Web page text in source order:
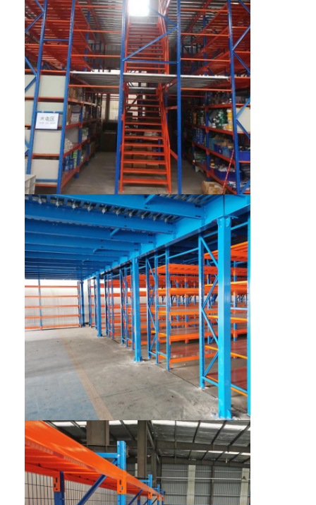
เกี่ยวกับเรา
ทัวร์โรงงาน
การควบคุมคุณภาพ
ติดต่อเรา
กรณี
ขอใบเสนอราคา
ราคาสะพายพอลเล็ตของโกดัง
ชั้นเก็บคลังสินค้า
ชั้นวางจอแสดงผลซุปเปอร์มาร์เก็ต
คานเท้าแขนที่ดึง
ผลักดันการดึงกลับ
ขับในที่ดึง
แร็คกระสวยวิทยุ
ทางเดินแคบมาก